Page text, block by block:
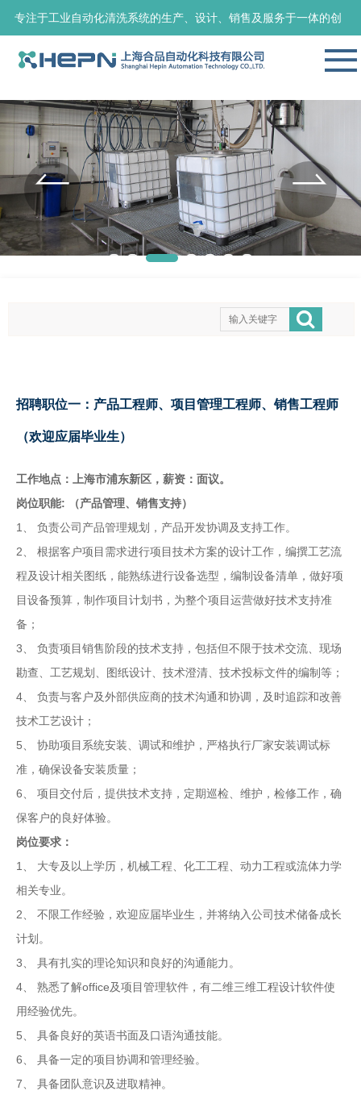
专注于工业自动化清洗系统的生产、设计、销售及服务于一体的创
新型技术公司
招聘职位一：产品工程师、项目管理工程师、销售工程师
（欢迎应届毕业生）
工作地点：上海市浦东新区，薪资：面议。
岗位职能: （产品管理、销售支持）
1、
负责公司产品管理规划，产品开发协调及支持工作。
2、
根据客户项目需求进行项目技术方案的设计工作，编撰工艺流
程及设计相关图纸，能熟练进行设备选型，编制设备清单，做好项
目设备预算，制作项目计划书，为整个项目运营做好技术支持准
备；
3、
负责项目销售阶段的技术支持，包括但不限于技术交流、现场
勘查、工艺规划、图纸设计、技术澄清、技术投标文件的编制等；
4、
负责与客户及外部供应商的技术沟通和协调，及时追踪和改善
技术工艺设计；
5、
协助项目系统安装、调试和维护，严格执行厂家安装调试标
准，确保设备安装质量；
6、
项目交付后，提供技术支持，定期巡检、维护，检修工作，确
保客户的良好体验。
岗位要求：
1、
大专及以上学历，机械工程、化工工程、动力工程或流体力学
相关专业。
2、
不限工作经验，欢迎应届毕业生，并将纳入公司技术储备成长
计划。
3、
具有扎实的理论知识和良好的沟通能力。
4、
熟悉了解office及项目管理软件，有二维三维工程设计软件使
用经验优先。
5、
具备良好的英语书面及口语沟通技能。
6、
具备一定的项目协调和管理经验。
7、
具备团队意识及进取精神。